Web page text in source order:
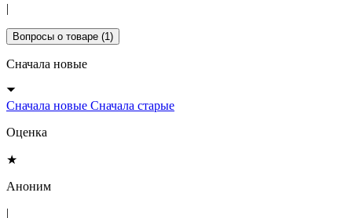
|
Вопросы о товаре (1)
Сначала новые
Сначала новые Сначала старые
Оценка
★
Аноним
|